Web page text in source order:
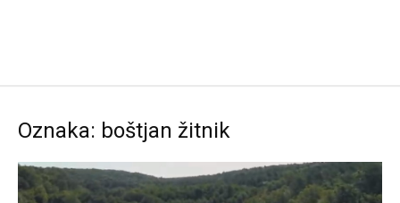
Oznaka: boštjan žitnik